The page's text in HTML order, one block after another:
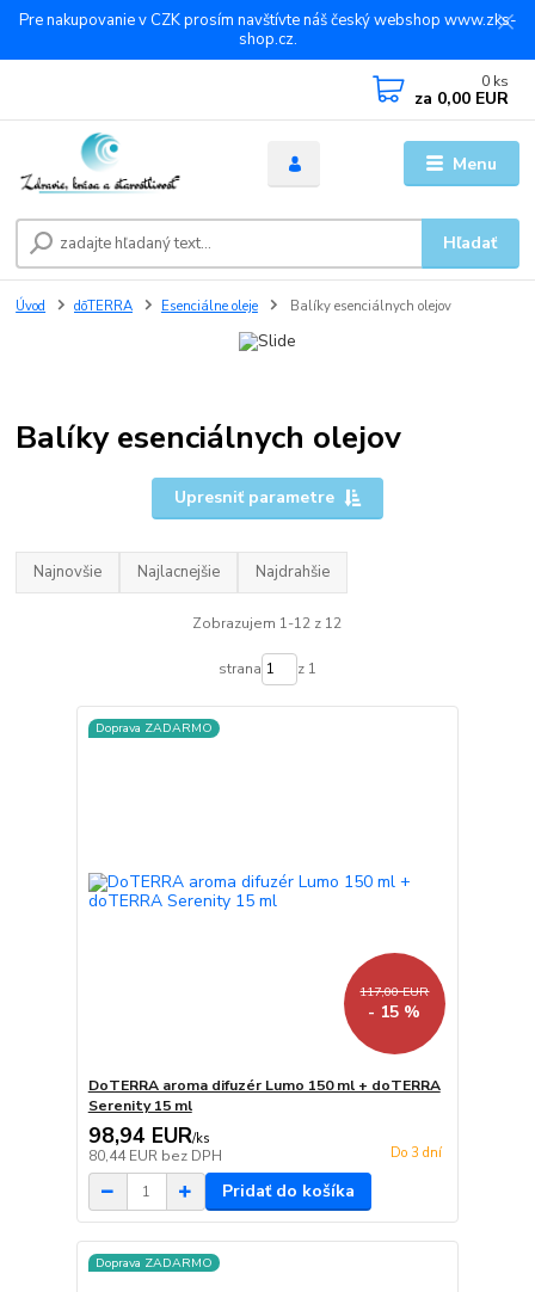
Pre nakupovanie v CZK prosím navštívte náš český webshop www.zks-
shop.cz.
Menu
Hľadať
0 ks
za 0,00 EUR
Úvod dōTERRA Esenciálne oleje Balíky esenciálnych olejov
Balíky esenciálnych olejov
Upresniť parametre
Najnovšie Najlacnejšie Najdrahšie
Zobrazujem 1-12 z 12
strana z 1
Doprava ZADARMO
117,00 EUR
- 15 %
DoTERRA aroma difuzér Lumo 150 ml + doTERRA
Serenity 15 ml
98,94 EUR/ks
80,44 EUR bez DPH Do 3 dní
Pridať do košíka
Doprava ZADARMO